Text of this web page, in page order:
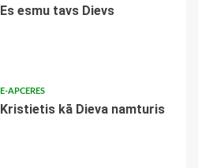
Es esmu tavs Dievs
E-APCERES
Kristietis kā Dieva namturis